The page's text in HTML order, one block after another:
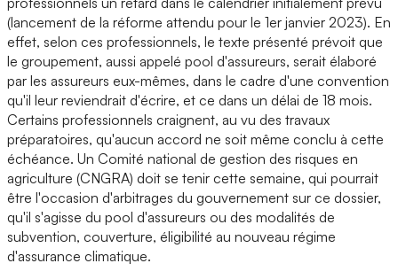
(lancement de la réforme attendu pour le 1er janvier 2023). En
effet, selon ces professionnels, le texte présenté prévoit que
le groupement, aussi appelé pool d'assureurs, serait élaboré
par les assureurs eux-mêmes, dans le cadre d'une convention
qu'il leur reviendrait d'écrire, et ce dans un délai de 18 mois.
Certains professionnels craignent, au vu des travaux
préparatoires, qu'aucun accord ne soit même conclu à cette
échéance. Un Comité national de gestion des risques en
agriculture (CNGRA) doit se tenir cette semaine, qui pourrait
être l'occasion d'arbitrages du gouvernement sur ce dossier,
qu'il s'agisse du pool d'assureurs ou des modalités de
subvention, couverture, éligibilité au nouveau régime
d'assurance climatique.